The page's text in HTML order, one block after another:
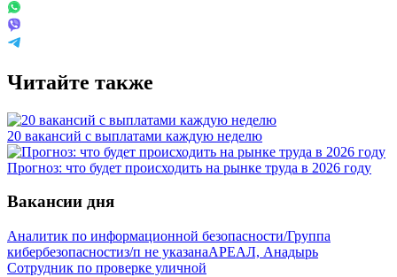
Читайте также
20 вакансий с выплатами каждую неделю
Прогноз: что будет происходить на рынке труда в 2026 году
Вакансии дня
Аналитик по информационной безопасности/Группа
кибербезопасностиз/п не указанаАРЕАЛ, Анадырь
Сотрудник по проверке уличной